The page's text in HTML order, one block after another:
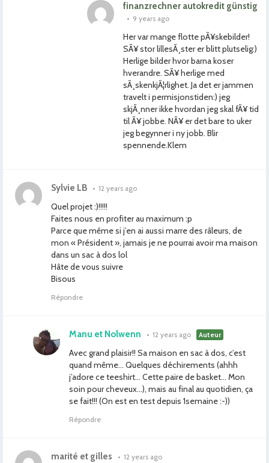
finanzrechner autokredit günstig
• 9 years ago
Her var mange flotte pÃ¥skebilder!
SÃ¥ stor lillesÃ¸ster er blitt plutselig:)
Herlige bilder hvor barna koser
hverandre. SÃ¥ herlige med
sÃ¸skenkjÃ¦rlighet. Ja det er jammen
travelt i permisjonstiden:) jeg
skjÃ¸nner ikke hvordan jeg skal fÃ¥ tid
til Ã¥ jobbe. NÃ¥ er det bare to uker
jeg begynner i ny jobb. Blir
spennende.Klem
Sylvie LB • 12 years ago
Quel projet :)!!!!!
Faites nous en profiter au maximum :p
Parce que même si j’en ai aussi marre des râleurs, de
mon « Président », jamais je ne pourrai avoir ma maison
dans un sac à dos lol
Hâte de vous suivre
Bisous
Répondre
Manu et Nolwenn • 12 years ago Auteur
Avec grand plaisir!! Sa maison en sac à dos, c’est
quand même… Quelques déchirements (ahhh
j’adore ce teeshirt… Cette paire de basket… Mon
soin pour cheveux…), mais au final au quotidien, ça
se fait!!! (On est en test depuis 1semaine :-))
Répondre
marité et gilles • 12 years ago